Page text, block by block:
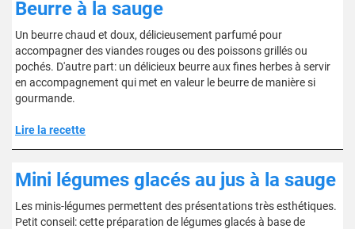
Beurre à la sauge
Un beurre chaud et doux, délicieusement parfumé pour
accompagner des viandes rouges ou des poissons grillés ou
pochés. D'autre part: un délicieux beurre aux fines herbes à servir
en accompagnement qui met en valeur le beurre de manière si
gourmande.
Lire la recette
Mini légumes glacés au jus à la sauge
Les minis-légumes permettent des présentations très esthétiques.
Petit conseil: cette préparation de légumes glacés à base de